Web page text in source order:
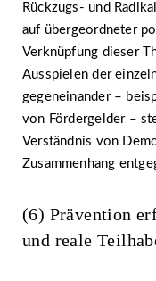
Rückzugs- und
auf übergeordneter
Verknüpfung dieser
Ausspielen der
gegeneinander –
von Fördergelder –
Verständnis von
Zusammenhang
(6) Prävention
und reale